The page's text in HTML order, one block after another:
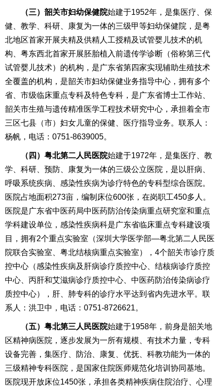
（三）韶关市妇幼保健院始建于1952年，是集医疗、保
健、教学、科研、康复为一体的三级甲等妇幼保健院，是粤
北地区首家开展夫精及供精人工授精及试管婴儿技术的机
构、粤东西北首家开展胚胎植入前遗传学诊断（俗称第三代
试管婴儿技术）的机构，是广东省第四家实现辅助生殖技术
全覆盖的机构，是韶关市妇幼保健业务指导中心，拥有多个
省、市级临床重点专科及特色专科，是广东省博士工作站、
韶关市生殖与遗传精准医学工程技术研究中心，承担着全市
三区七县（市）妇女儿童的保健、医疗指导业务。联系人：
杨帆，电话：0751-8639005。
（ 四 ）粤北第二人民医院始建于1972年，是集医疗、教
学、科研、预防、康复为一体的三级公立医院，是以肝病、
呼吸系统疾病、感染性疾病为诊疗特色的专科型综合医院。
医院占地面积273亩，编制床位600张，在岗职工450多人。
医院是广东省中医药局中医药防治传染病重点研究室和重点
学科建设单位，感染性疾病科是广东省临床重点专科建设项
目，拥有2个重点实验室（深圳大学医学部—粤北第二人民医
院联合实验室、粤北结核病重点实验室），4个韶关市诊疗质
控中心（感染性疾病及肝病诊疗质控中心、结核病诊疗质控
中心、丙肝和艾滋病诊疗质控中心、中医药防治传染病诊疗
质控中心），肝、肺专科的诊疗水平达到省内先进水平。联
系人：洪卫中，电话：0751-8726621。
（五）粤北第三人民医院始建于1958年，前身是韶关地
区精神病医院，逐步发展为一所有规模、有技术力量，专科
设备完善，集医疗、防治、康复、优抚、科教功能为一体的
三级精神专科医院，是国家住院医师规范化培训协同基地。
医院现开放床位1450张，承担各类精神疾病住院治疗、心理